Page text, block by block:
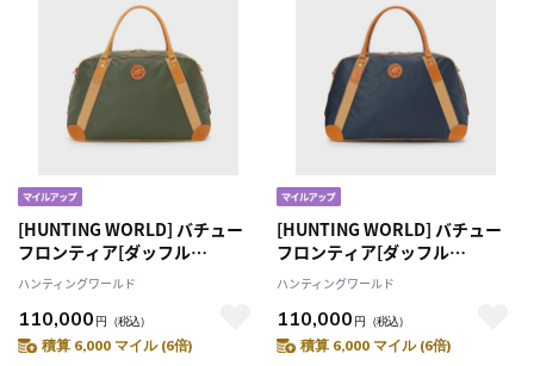
[HUNTING WORLD] バチュー
フロンティア[ダッフル
2353BFR]グリーン6109092455
ハンティングワールド
110,000 円 （税込）
積算 6,000 マイル (6倍)
[HUNTING WORLD] バチュー
フロンティア[ダッフル
2353BFR]ネイビー6109092478
ハンティングワールド
110,000 円 （税込）
積算 6,000 マイル (6倍)